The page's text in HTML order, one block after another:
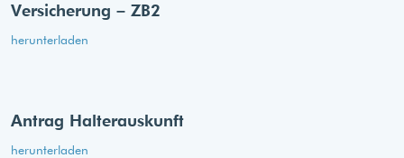
Versicherung – ZB2
herunterladen
Antrag Halterauskunft
herunterladen